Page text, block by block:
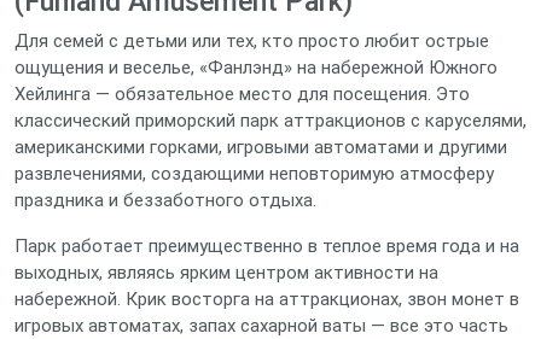
Для семей с детьми или тех, кто просто любит острые
ощущения и веселье, «Фанлэнд» на набережной Южного
Хейлинга — обязательное место для посещения. Это
классический приморский парк аттракционов с каруселями,
американскими горками, игровыми автоматами и другими
развлечениями, создающими неповторимую атмосферу
праздника и беззаботного отдыха.
Парк работает преимущественно в теплое время года и на
выходных, являясь ярким центром активности на
набережной. Крик восторга на аттракционах, звон монет в
игровых автоматах, запах сахарной ваты — все это часть